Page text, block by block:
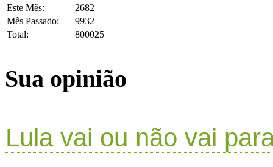
Este Mês:
2682
Mês Passado:
9932
Total:
800025
Sua opinião
Lula vai ou não vai